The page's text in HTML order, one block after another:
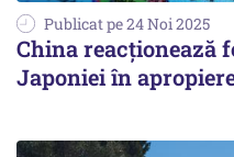
Publicat pe 24 Noi 2025
China reacționează
Japoniei în